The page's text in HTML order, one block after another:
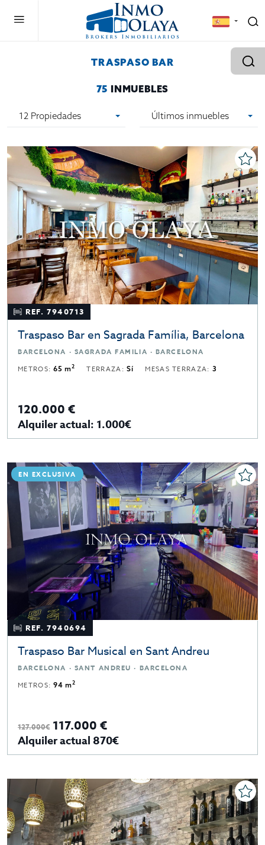
TRASPASO BAR
75 INMUEBLES
12 Propiedades Últimos inmuebles
REF. 7940713
Traspaso Bar en Sagrada Família, Barcelona
BARCELONA · SAGRADA FAMILIA · BARCELONA
METROS:65 m2 TERRAZA:Sí MESAS TERRAZA: 3
120.000 €
Alquiler actual: 1.000€
EN EXCLUSIVA
REF. 7940694
Traspaso Bar Musical en Sant Andreu
BARCELONA · SANT ANDREU · BARCELONA
METROS:94 m2
127.000€ 117.000 €
Alquiler actual 870€